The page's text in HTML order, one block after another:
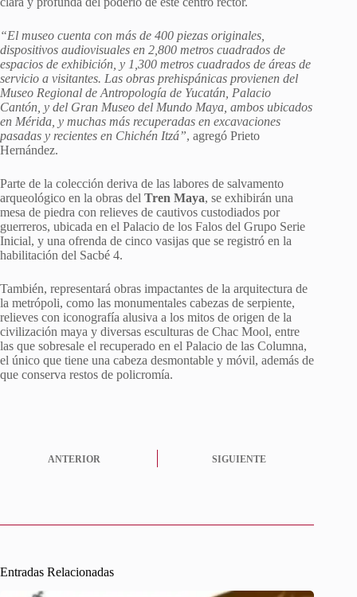
“El museo cuenta con más de 400 piezas originales,
dispositivos audiovisuales en 2,800 metros cuadrados de
espacios de exhibición, y 1,300 metros cuadrados de áreas de
servicio a visitantes. Las obras prehispánicas provienen del
Museo Regional de Antropología de Yucatán, Palacio
Cantón, y del Gran Museo del Mundo Maya, ambos ubicados
en Mérida, y muchas más recuperadas en excavaciones
pasadas y recientes en Chichén Itzá”, agregó Prieto
Hernández.
Parte de la colección deriva de las labores de salvamento
arqueológico en la obras del Tren Maya, se exhibirán una
mesa de piedra con relieves de cautivos custodiados por
guerreros, ubicada en el Palacio de los Falos del Grupo Serie
Inicial, y una ofrenda de cinco vasijas que se registró en la
habilitación del Sacbé 4.
También, representará obras impactantes de la arquitectura de
la metrópoli, como las monumentales cabezas de serpiente,
relieves con iconografía alusiva a los mitos de origen de la
civilización maya y diversas esculturas de Chac Mool, entre
las que sobresale el recuperado en el Palacio de las Columna,
el único que tiene una cabeza desmontable y móvil, además de
que conserva restos de policromía.
ANTERIOR SIGUIENTE
Entradas Relacionadas